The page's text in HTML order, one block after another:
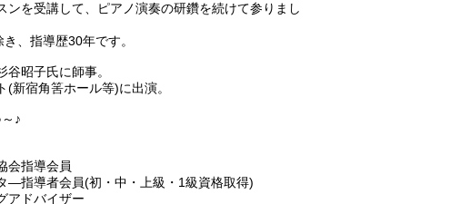
ンを受講して、ピアノ演奏の研鑽を続けて参りまし
、指導歴30年です。
谷昭子氏に師事。
新宿角筈ホール等)に出演。
♪
会指導会員
―指導者会員(初・中・上級・1級資格取得)
アドバイザー